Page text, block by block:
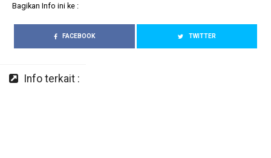
Bagikan Info ini ke :
FACEBOOK TWITTER
Info terkait :